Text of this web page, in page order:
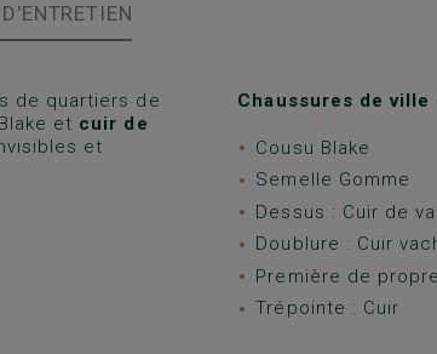
de quartiers de
et cuir de
et
Chaussures de
Cousu Blake
Semelle Gomme
Dessus : Cuir de
Doublure : Cuir
Première de
Trépointe : Cuir